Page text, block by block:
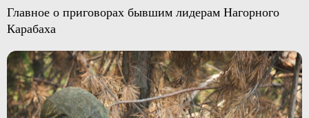
Главное о приговорах бывшим лидерам Нагорного
Карабаха